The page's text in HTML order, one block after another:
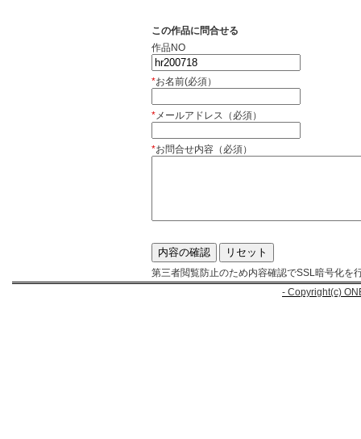
この作品に問合せる
作品NO
*お名前(必須）
*メールアドレス（必須）
*お問合せ内容（必須）
第三者閲覧防止のため内容確認でSSL暗号化を
- Copyright(c)